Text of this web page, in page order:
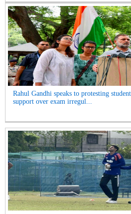
Rahul Gandhi speaks to protesting
support over exam irregul...